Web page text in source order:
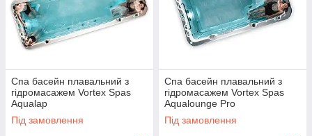
Спа басейн плавальний з
гідромасажем Vortex Spas
Aqualap
Під замовлення
Спа басейн плавальний з
гідромасажем Vortex Spas
Aqualounge Pro
Під замовлення